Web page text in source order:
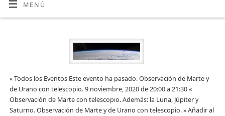
MENÚ
« Todos los Eventos Este evento ha pasado. Observación de Marte y
de Urano con telescopio. 9 noviembre, 2020 de 20:00 a 21:30 «
Observación de Marte con telescopio. Además: la Luna, Júpiter y
Saturno. Observación de Marte y de Urano con telescopio. » Añadir al